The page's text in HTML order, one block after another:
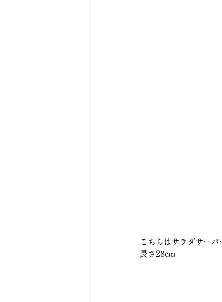
こちらはサラダサーバ
長さ28cm